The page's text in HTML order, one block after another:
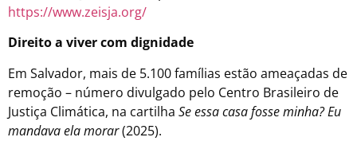
https://www.zeisja.org/
Direito a viver com dignidade
Em Salvador, mais de 5.100 famílias estão ameaçadas de
remoção – número divulgado pelo Centro Brasileiro de
Justiça Climática, na cartilha Se essa casa fosse minha? Eu
mandava ela morar(2025).